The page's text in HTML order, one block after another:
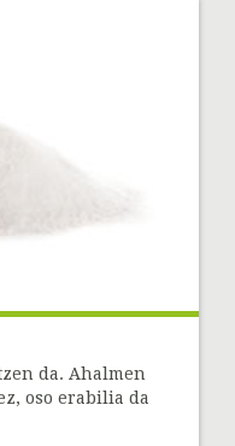
da. Ahalmen
oso erabilia da